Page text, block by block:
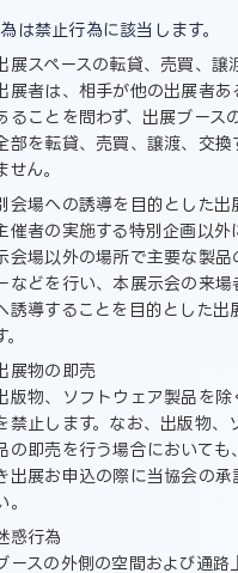
は禁止行為に該当します。
展スペースの転貸、売買、譲
展者は、相手が他の出展者あ
ることを問わず、出展ブース
部を転貸、売買、譲渡、交換
せん。
会場への誘導を目的とした出
催者の実施する特別企画以外
会場以外の場所で主要な製品
などを行い、本展示会の来場
誘導することを目的とした出
。
展物の即売
版物、ソフトウェア製品を除
禁止します。なお、出版物、
の即売を行う場合においても
出展お申込の際に当協会の承
。
惑行為
ースの外側の空間および通路